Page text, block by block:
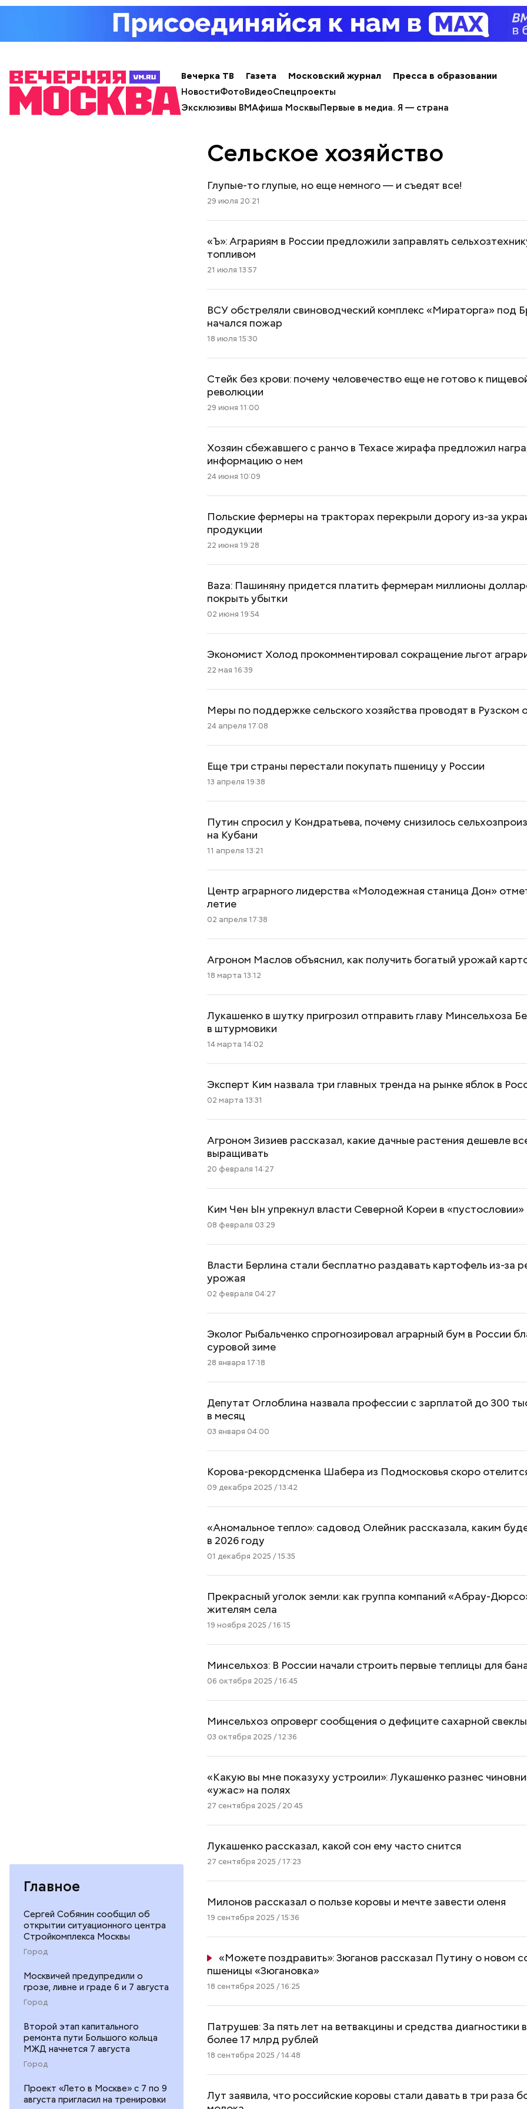
Вечерка ТВ Газета Московский журнал
Пресса в образовании
НовостиФотоВидеоСпецпроекты
Эксклюзивы ВМАфиша МосквыПервые в медиа. Я — страна
Главное
Сергей Собянин сообщил об
открытии ситуационного центра
Стройкомплекса Москвы
Город
Москвичей предупредили о
грозе, ливне и граде 6 и 7 августа
Город
Второй этап капитального
ремонта пути Большого кольца
МЖД начнется 7 августа
Город
Проект «Лето в Москве» с 7 по 9
августа пригласил на тренировки
Сельское хозяйство
Глупые-то глупые, но еще немного — и съедят все!
29 июля 20:21
«Ъ»: Аграриям в России предложили заправлять
топливом
21 июля 13:57
ВСУ обстреляли свиноводческий комплекс «Мираторга» под
начался пожар
18 июля 15:30
Стейк без крови: почему человечество еще не готово к
революции
29 июня 11:00
Хозяин сбежавшего с ранчо в Техасе жирафа предложил
информацию о нем
24 июня 10:09
Польские фермеры на тракторах перекрыли дорогу из-за
продукции
22 июня 19:28
Baza: Пашиняну придется платить фермерам миллионы
покрыть убытки
02 июня 19:54
Экономист Холод прокомментировал сокращение льгот
22 мая 16:39
Меры по поддержке сельского хозяйства проводят в Рузском
24 апреля 17:08
Еще три страны перестали покупать пшеницу у России
13 апреля 19:38
Путин спросил у Кондратьева, почему снизилось
на Кубани
11 апреля 13:21
Центр аграрного лидерства «Молодежная станица Дон»
летие
02 апреля 17:38
Агроном Маслов объяснил, как получить богатый урожай
18 марта 13:12
Лукашенко в шутку пригрозил отправить главу Минсельхоза
в штурмовики
14 марта 14:02
Эксперт Ким назвала три главных тренда на рынке яблок в
02 марта 13:31
Агроном Зизиев рассказал, какие дачные растения дешевле
выращивать
20 февраля 14:27
Ким Чен Ын упрекнул власти Северной Кореи в «пустословии»
08 февраля 03:29
Власти Берлина стали бесплатно раздавать картофель из-за
урожая
02 февраля 04:27
Эколог Рыбальченко спрогнозировал аграрный бум в России
суровой зиме
28 января 17:18
Депутат Оглоблина назвала профессии с зарплатой до 300
в месяц
03 января 04:00
Корова-рекордсменка Шабера из Подмосковья скоро
09 декабря 2025 / 13:42
«Аномальное тепло»: садовод Олейник рассказала, каким
в 2026 году
01 декабря 2025 / 15:35
Прекрасный уголок земли: как группа компаний «Абрау-
жителям села
19 ноября 2025 / 16:15
Минсельхоз: В России начали строить первые теплицы для
06 октября 2025 / 16:45
Минсельхоз опроверг сообщения о дефиците сахарной свеклы
03 октября 2025 / 12:36
«Какую вы мне показуху устроили»: Лукашенко разнес
«ужас» на полях
27 сентября 2025 / 20:45
Лукашенко рассказал, какой сон ему часто снится
27 сентября 2025 / 17:23
Милонов рассказал о пользе коровы и мечте завести оленя
19 сентября 2025 / 15:36
«Можете поздравить»: Зюганов рассказал Путину о новом
пшеницы «Зюгановка»
18 сентября 2025 / 16:25
Патрушев: За пять лет на ветвакцины и средства диагностики
более 17 млрд рублей
18 сентября 2025 / 14:48
Лут заявила, что российские коровы стали давать в три раза
Хотела спасти малыша: как
мать и сын погибли при
падении из окна в Раменском
Вода за 10 тысяч: поможет ли
японский напиток сбросить
Людей
проезжей
Как поменять батареи дома и
Как получить до 100 тысяч
рублей от государства при
претендовать и какие нужны
документы
Как узнать,
реновации в